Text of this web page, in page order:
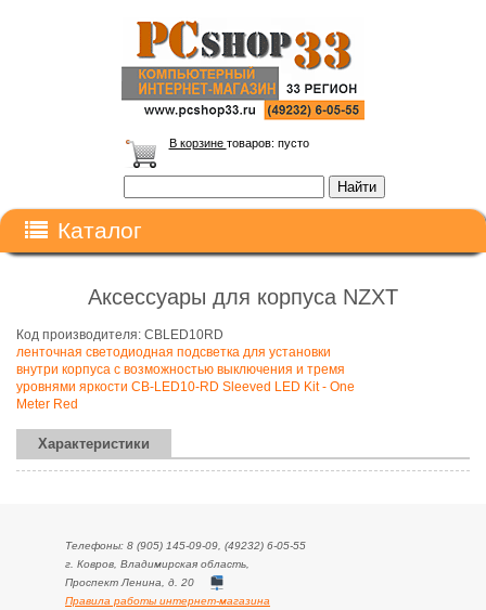
В корзине товаров: пусто
Каталог
Аксессуары для корпуса NZXT
Код производителя: CBLED10RD
ленточная светодиодная подсветка для установки
внутри корпуса с возможностью выключения и тремя
уровнями яркости CB-LED10-RD Sleeved LED Kit - One
Meter Red
Характеристики
Телефоны: 8 (905) 145-09-09, (49232) 6-05-55
г. Ковров, Владимирская область,
Проспект Ленина, д. 20
Правила работы интернет-магазина